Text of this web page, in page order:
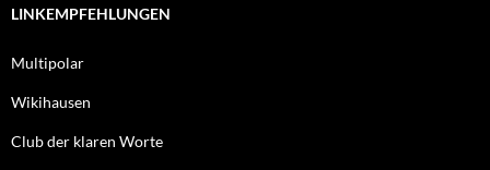
e
a
h
LINKEMPFEHLUNGEN
Multipolar
Wikihausen
Club der klaren Worte